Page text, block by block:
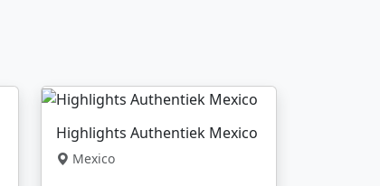
Highlights Authentiek Mexico
Mexico